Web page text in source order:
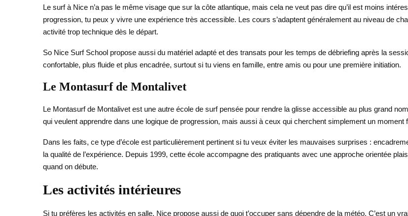
Le surf à Nice n’a pas le même visage que sur la côte atlantique, mais cela ne veut pas dire qu’il est moins
progression, tu peux y vivre une expérience très accessible. Les cours s’adaptent généralement au niveau de
activité trop technique dès le départ.
So Nice Surf School propose aussi du matériel adapté et des transats pour les temps de débriefing après la
confortable, plus fluide et plus encadrée, surtout si tu viens en famille, entre amis ou pour une première initiation.
Le Montasurf de Montalivet
Le Montasurf de Montalivet est une autre école de surf pensée pour rendre la glisse accessible au plus grand
qui veulent apprendre dans une logique de progression, mais aussi à ceux qui cherchent simplement un moment
Dans les faits, ce type d’école est particulièrement pertinent si tu veux éviter les mauvaises surprises :
la qualité de l’expérience. Depuis 1999, cette école accompagne des pratiquants avec une approche orientée
quand on débute.
Les activités intérieures
Si tu préfères les activités en salle, Nice propose aussi de quoi t’occuper sans dépendre de la météo. C’est un